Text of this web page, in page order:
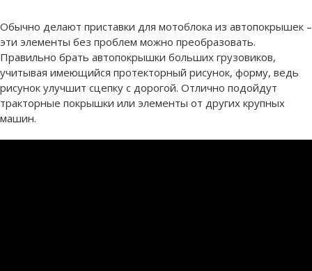
Обычно делают приставки для мотоблока из автопокрышек –
эти элементы без проблем можно преобразовать.
Правильно брать автопокрышки больших грузовиков,
учитывая имеющийся протекторный рисунок, форму, ведь
рисунок улучшит сцепку с дорогой. Отлично подойдут
тракторные покрышки или элементы от других крупных
машин.